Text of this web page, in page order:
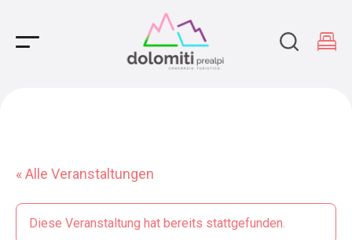
Main Navigation
« Alle Veranstaltungen
Diese Veranstaltung hat bereits stattgefunden.